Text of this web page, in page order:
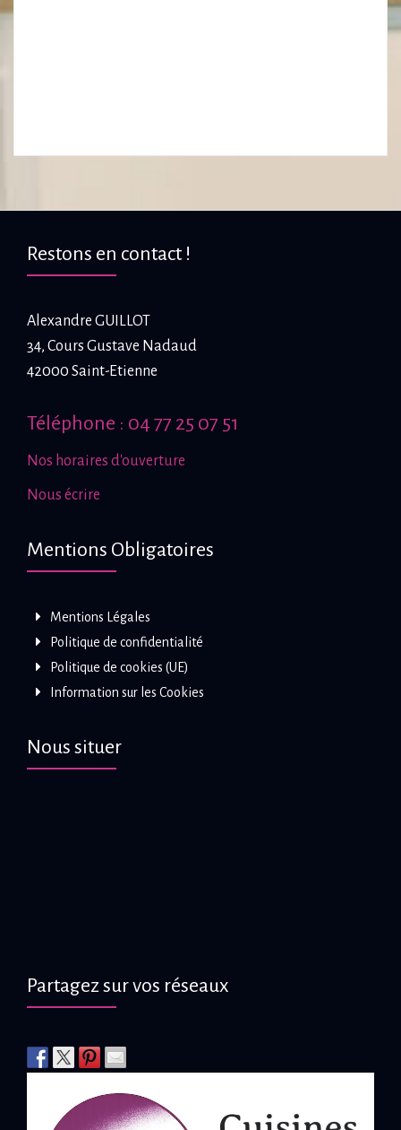
Restons en contact !
Alexandre GUILLOT
34, Cours Gustave Nadaud
42000 Saint-Etienne
Téléphone : 04 77 25 07 51
Nos horaires d'ouverture
Nous écrire
Mentions Obligatoires
Mentions Légales
Politique de confidentialité
Politique de cookies (UE)
Information sur les Cookies
Nous situer
Partagez sur vos réseaux